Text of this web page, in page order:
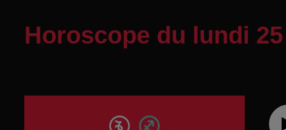
Horoscope du lundi